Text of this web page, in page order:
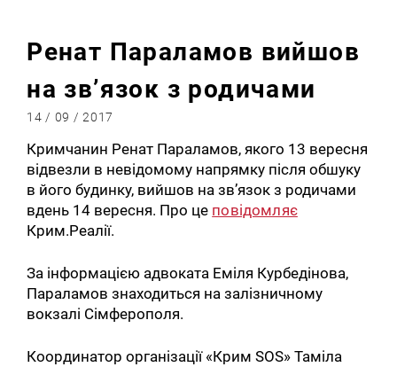
Ренат Параламов вийшов
на зв’язок з родичами
14 / 09 / 2017
Кримчанин Ренат Параламов, якого 13 вересня
відвезли в невідомому напрямку після обшуку
в його будинку, вийшов на зв’язок з родичами
вдень 14 вересня. Про це повідомляє
Крим.Реалії.
За інформацією адвоката Еміля Курбедінова,
Параламов знаходиться на залізничному
вокзалі Сімферополя.
Координатор організації «Крим SOS» Таміла